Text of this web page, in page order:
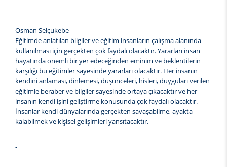
-
Osman Selçukebe
Eğitimde anlatılan bilgiler ve eğitim insanların çalışma alanında
kullanılması için gerçekten çok faydalı olacaktır. Yararları insan
hayatında önemli bir yer edeceğinden eminim ve beklentilerin
karşılığı bu eğitimler sayesinde yararları olacaktır. Her insanın
kendini anlaması, dinlemesi, düşünceleri, hisleri, duyguları verilen
eğitimle beraber ve bilgiler sayesinde ortaya çıkacaktır ve her
insanın kendi işini geliştirme konusunda çok faydalı olacaktır.
İnsanlar kendi dünyalarında gerçekten savaşabilme, ayakta
kalabilmek ve kişisel gelişimleri yansıtacaktır.
-